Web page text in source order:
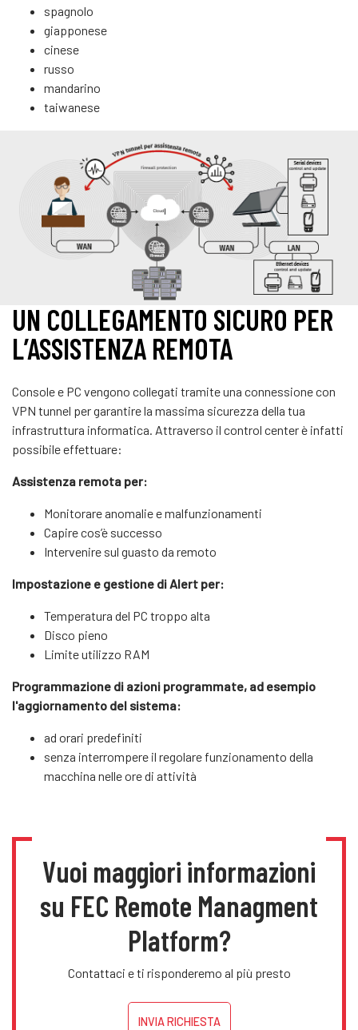
spagnolo
giapponese
cinese
russo
mandarino
taiwanese
UN COLLEGAMENTO SICURO PER
L’ASSISTENZA REMOTA
Console e PC vengono collegati tramite una connessione con
VPN tunnel per garantire la massima sicurezza della tua
infrastruttura informatica. Attraverso il control center è infatti
possibile effettuare:
Assistenza remota per:
Monitorare anomalie e malfunzionamenti
Capire cos’è successo
Intervenire sul guasto da remoto
Impostazione e gestione di Alert per:
Temperatura del PC troppo alta
Disco pieno
Limite utilizzo RAM
Programmazione di azioni programmate, ad esempio
l'aggiornamento del sistema:
ad orari predefiniti
senza interrompere il regolare funzionamento della
macchina nelle ore di attività
Vuoi maggiori informazioni
su FEC Remote Managment
Platform?
Contattaci e ti risponderemo al più presto
INVIA RICHIESTA